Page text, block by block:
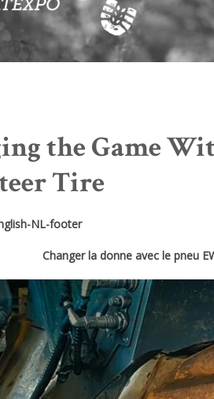
the Game
Tire
NL-footer
Changer la donne avec le pneu